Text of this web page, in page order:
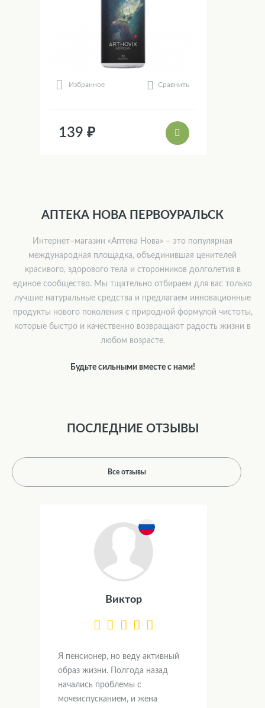
Избранное Сравнить
139 ₽
АПТЕКА НОВА ПЕРВОУРАЛЬСК
Интернет–магазин «Аптека Нова» – это популярная
международная площадка, объединившая ценителей
красивого, здорового тела и сторонников долголетия в
единое сообщество. Мы тщательно отбираем для вас только
лучшие натуральные средства и предлагаем инновационные
продукты нового поколения с природной формулой чистоты,
которые быстро и качественно возвращают радость жизни в
любом возрасте.
Будьте сильными вместе с нами!
ПОСЛЕДНИЕ ОТЗЫВЫ
Все отзывы
Виктор
Я пенсионер, но веду активный
образ жизни. Полгода назад
начались проблемы с
мочеиспусканием, и жена